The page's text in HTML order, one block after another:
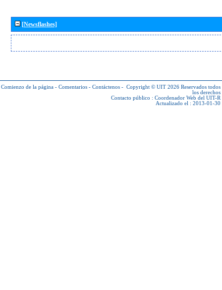
[Newsflashes]
Comienzo de la página - Comentarios - Contáctenos - Copyright © UIT 2026 Reservados todos
los derechos
Contacto público : Coordenador Web del UIT-R
Actualizado el : 2013-01-30